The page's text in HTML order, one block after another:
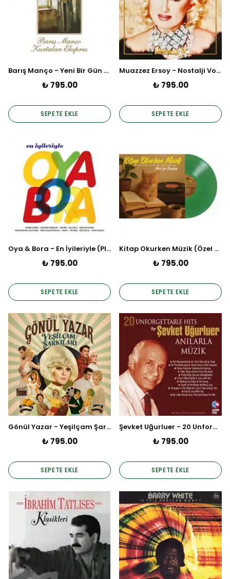
Barış Manço - Yeni Bir Gün (Plak)
₺ 795.00
SEPETE EKLE
Muazzez Ersoy - Nostalji Vol. 9 (LP)
₺ 795.00
SEPETE EKLE
Oya & Bora - En İyileriyle (Plak)
₺ 795.00
SEPETE EKLE
Kitap Okurken Müzik (Özel Baskı Transparan Yeşil Plak)
₺ 795.00
SEPETE EKLE
Gönül Yazar - Yeşilçam Şarkıları (Plak)
₺ 795.00
SEPETE EKLE
Şevket Uğurluer - 20 Unforgettable Hits Anılarla Müzik 1 (Plak)
₺ 795.00
SEPETE EKLE